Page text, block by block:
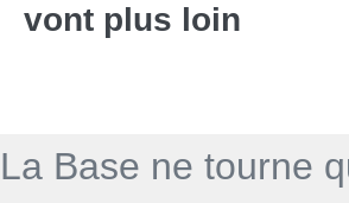
vont plus loin
La Base ne tourne